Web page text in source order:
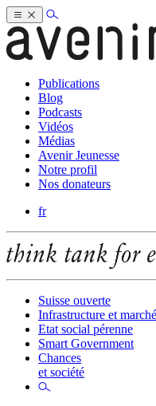
Publications
Blog
Podcasts
Vidéos
Médias
Avenir Jeunesse
Notre profil
Nos donateurs
fr
Suisse ouverte
Infrastructure et
Etat social pérenne
Smart Government
Chances
et société